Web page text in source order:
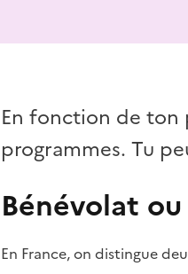
En fonction de
programmes. Tu
Bénévolat
En France, on distingue